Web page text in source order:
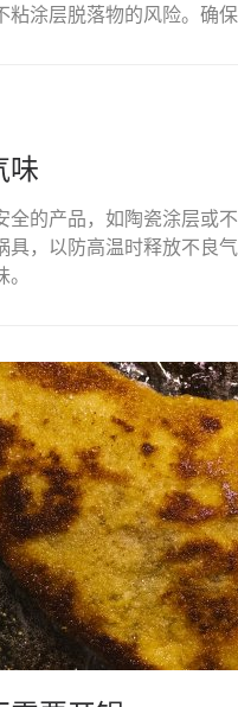
涂层脱落物的风险。确
味
的产品，如陶瓷涂层或
，以防高温时释放不良